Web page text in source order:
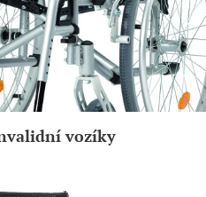
vozíky